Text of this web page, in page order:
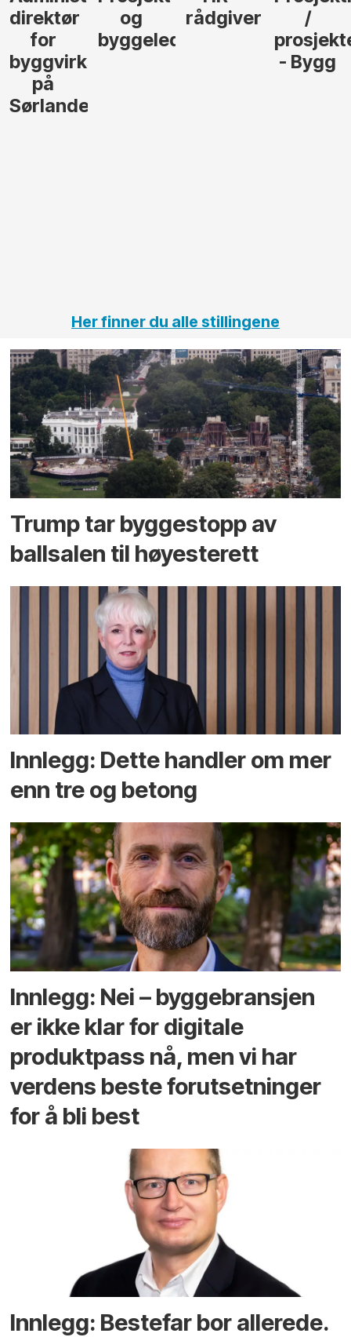
direktør
for
byggvirksomhet
på
Sørlandet
og
byggeleder
rådgiver
/
- Bygg
Her finner du alle stillingene
Trump tar byggestopp av
ballsalen til høyesterett
Innlegg: Dette handler om mer
enn tre og betong
Innlegg: Nei – byggebransjen
er ikke klar for digitale
produktpass nå, men vi har
verdens beste forutsetninger
for å bli best
Innlegg: Bestefar bor allerede.